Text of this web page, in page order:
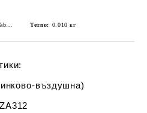
Тегло: 0.010 кг
въздушна)